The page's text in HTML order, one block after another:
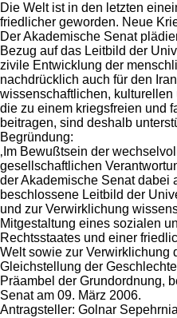
Die Welt ist in den letzten
friedlicher geworden. Neue
Der Akademische Senat
Bezug auf das Leitbild der
zivile Entwicklung der
nachdrücklich auch für den
wissenschaftlichen,
die zu einem kriegsfreien und
beitragen, sind deshalb
Begründung:
‚Im Bewußtsein der
gesellschaftlichen
der Akademische Senat dabei
beschlossene Leitbild der
und zur Verwirklichung
Mitgestaltung eines sozialen
Rechtsstaates und einer
Welt sowie zur Verwirklichung
Gleichstellung der
Präambel der Grundordnung,
Senat am 09. März 2006.
Antragsteller: Golnar